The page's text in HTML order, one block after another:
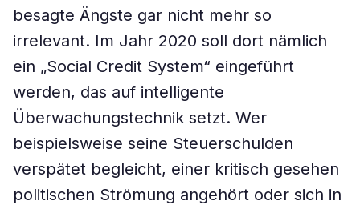
besagte Ängste gar nicht mehr so
irrelevant. Im Jahr 2020 soll dort nämlich
ein „Social Credit System“ eingeführt
werden, das auf intelligente
Überwachungstechnik setzt. Wer
beispielsweise seine Steuerschulden
verspätet begleicht, einer kritisch gesehen
politischen Strömung angehört oder sich in